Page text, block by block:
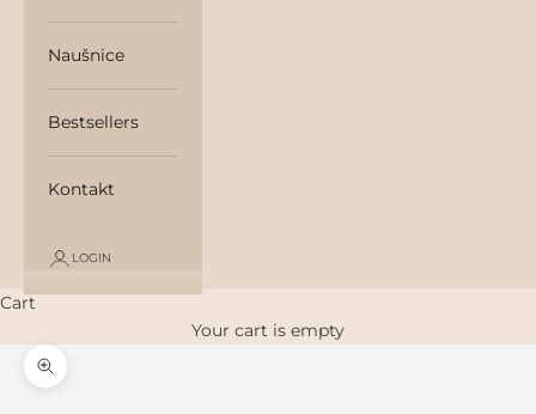
Naušnice
Bestsellers
Kontakt
LOGIN
Cart
Your cart is empty
Zoom picture